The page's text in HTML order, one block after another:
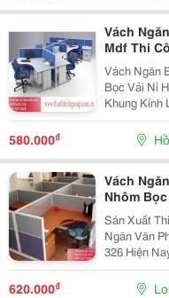
Vách
Mdf Thi
Vách Ngăn
Bọc Vải Nỉ
Khung Kính
Chất Liệu
Nhanh, Giá Thành Hợp
Sản Xuất...
580.000₫
Vách
Nhôm
Sản Xuất
Ngăn Văn Phòng Hotline/Zalo : 093 247
326 Hiện Nay Trên Thị Trường Có Nhiều Loại Vách Ngăn
Khác Nhau,
620.000₫